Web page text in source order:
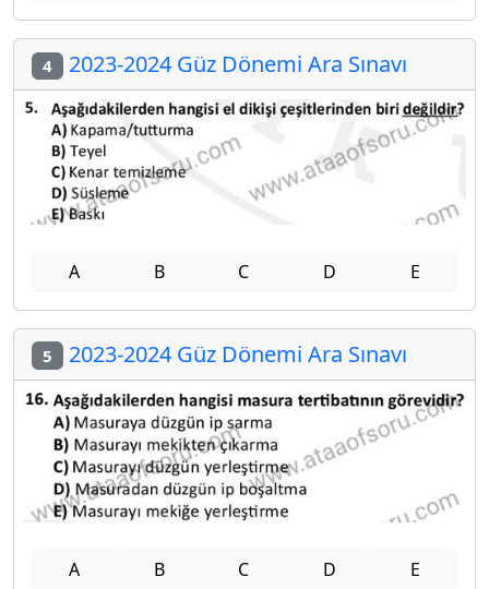
4 2023-2024 Güz Dönemi Ara Sınavı
A B C D E
5 2023-2024 Güz Dönemi Ara Sınavı
A B C D E